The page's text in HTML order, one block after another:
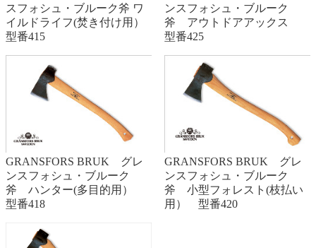
スフォシュ・ブルーク斧 ワ
イルドライフ(焚き付け用）
型番415
ンスフォシュ・ブルーク
斧 アウトドアアックス
型番425
GRANSFORS BRUK グレ
ンスフォシュ・ブルーク
斧 ハンター(多目的用）
型番418
GRANSFORS BRUK グレ
ンスフォシュ・ブルーク
斧 小型フォレスト(枝払い
用） 型番420